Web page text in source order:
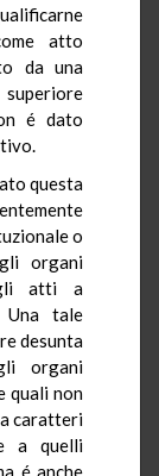
atto
da una
é dato
questa
o
organi
atti a
Una tale
desunta
organi
quali non
caratteri
a quelli
é anche